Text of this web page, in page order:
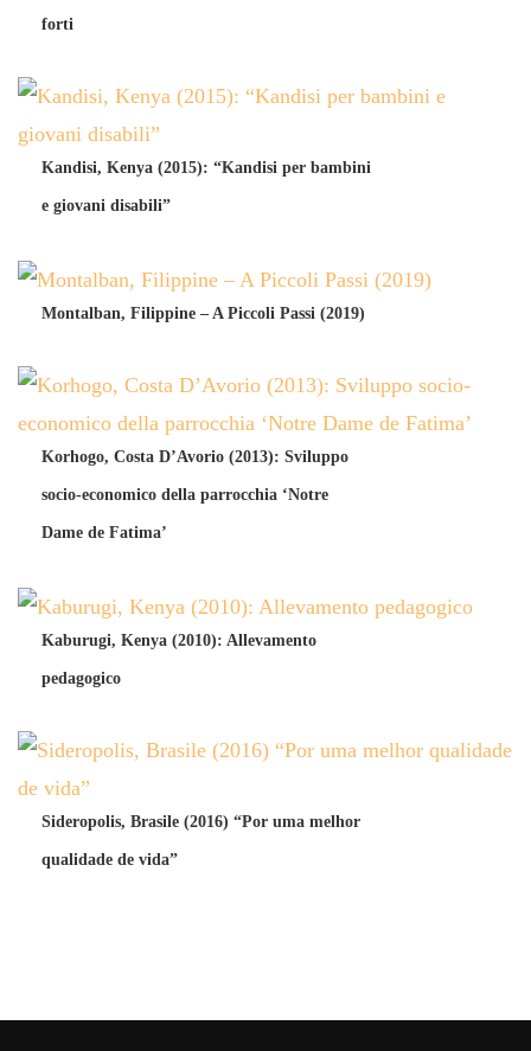
forti
Kandisi, Kenya (2015): “Kandisi per bambini
e giovani disabili”
Montalban, Filippine – A Piccoli Passi (2019)
Korhogo, Costa D’Avorio (2013): Sviluppo
socio-economico della parrocchia ‘Notre
Dame de Fatima’
Kaburugi, Kenya (2010): Allevamento
pedagogico
Sideropolis, Brasile (2016) “Por uma melhor
qualidade de vida”